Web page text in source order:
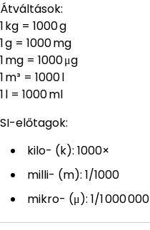
Átváltások:
1 kg = 1000 g
1 g = 1000 mg
1 mg = 1000 μg
1 m³ = 1000 l
1 l = 1000 ml
SI-előtagok:
kilo- (k): 1000×
milli- (m): 1/1000
mikro- (μ): 1/1 000 000